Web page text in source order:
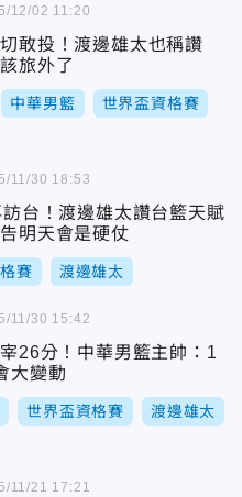
敢投！渡邊雄太也稱讚
旅外了
中華男籃 世界盃資格賽
12/02 11:20
台！渡邊雄太讚台籃天賦
明天會是硬仗
賽 渡邊雄太
11/30 18:53
26分！中華男籃主帥：1
大變動
世界盃資格賽 渡邊雄太
11/30 15:42
11/21 17:21